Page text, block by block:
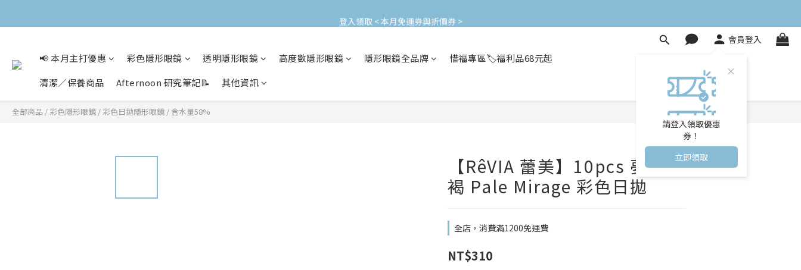
會員登入
請登入領取優惠
券！
立即領取
📢 本月主打優惠 彩色隱形眼鏡 透明隱形眼鏡 高度數隱形眼鏡 隱形眼鏡全品牌
惜福專區🏷️福利品68元起
清潔／保養商品
Afternoon 研究筆記📝 其他資訊
全部商品 / 彩色隱形眼鏡 / 彩色日拋隱形眼鏡 / 含水量58%
【RêVIA 蕾美】10pcs 夢幻迷
褐 Pale Mirage 彩色日拋
全店，消費滿1200免運費
NT$310
立即購買